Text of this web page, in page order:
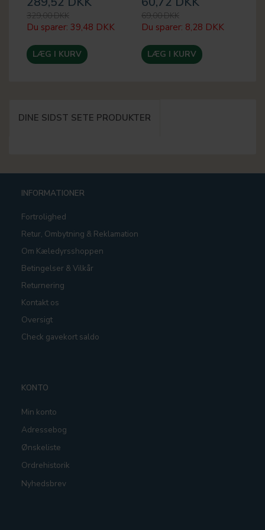
329,00 DKK
Du sparer: 39,48 DKK
LÆG I KURV
69,00 DKK
Du sparer: 8,28 DKK
LÆG I KURV
DINE SIDST SETE PRODUKTER
INFORMATIONER
Fortrolighed
Retur, Ombytning & Reklamation
Om Kæledyrsshoppen
Betingelser & Vilkår
Returnering
Kontakt os
Oversigt
Check gavekort saldo
KONTO
Min konto
Adressebog
Ønskeliste
Ordrehistorik
Nyhedsbrev